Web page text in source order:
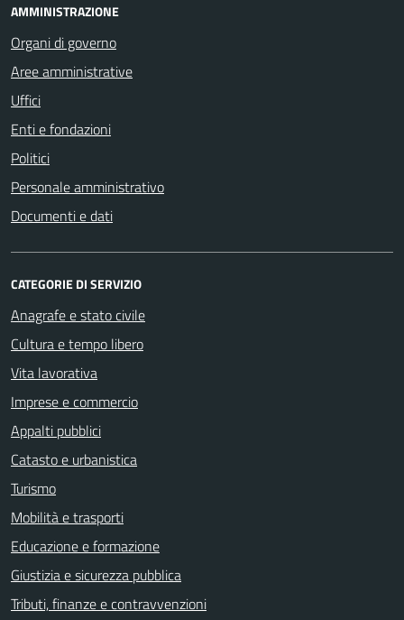
AMMINISTRAZIONE
Organi di governo
Aree amministrative
Uffici
Enti e fondazioni
Politici
Personale amministrativo
Documenti e dati
CATEGORIE DI SERVIZIO
Anagrafe e stato civile
Cultura e tempo libero
Vita lavorativa
Imprese e commercio
Appalti pubblici
Catasto e urbanistica
Turismo
Mobilità e trasporti
Educazione e formazione
Giustizia e sicurezza pubblica
Tributi, finanze e contravvenzioni